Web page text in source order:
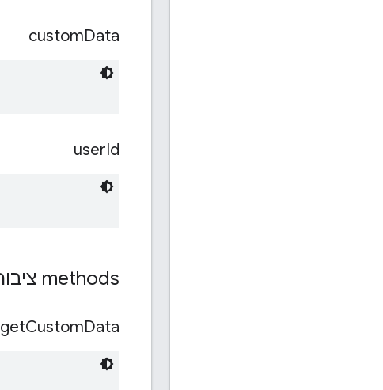
customData
userId
‫methods ציבוריות
getCustomData